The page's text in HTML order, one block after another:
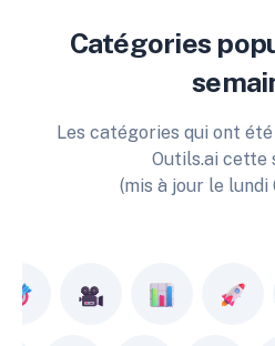
Catégories
Les catégories qui ont
Outils.ai cette
(mis à jour le